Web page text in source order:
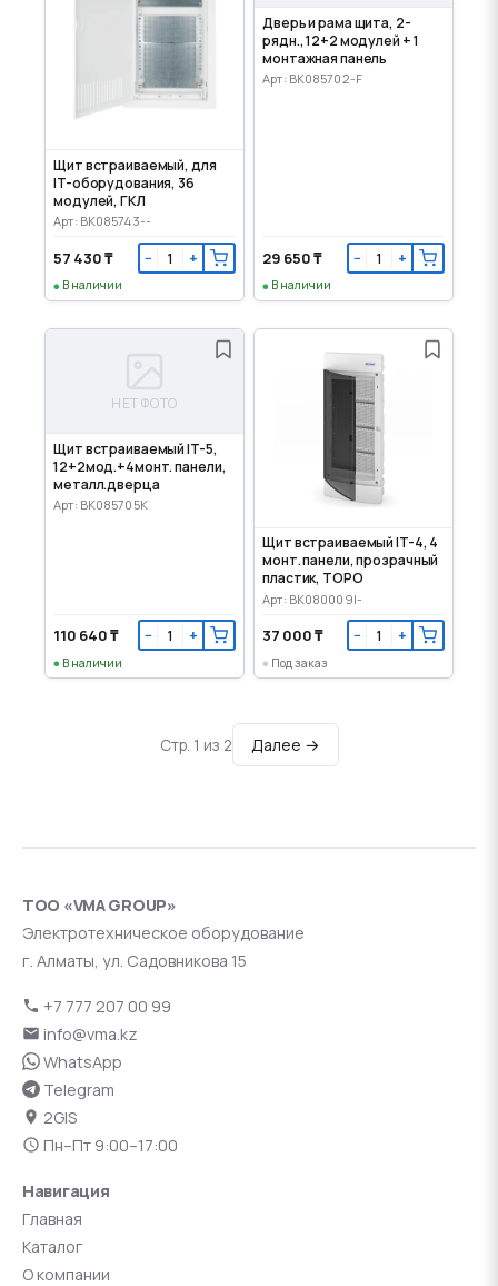
Щит встраиваемый, для
IT-оборудования, 36
модулей, ГКЛ
Арт: BK085743--
57 430 ₸ − +
В наличии
Дверь и рама щита, 2-
рядн., 12+2 модулей + 1
монтажная панель
Арт: BK085702-F
29 650 ₸ − +
В наличии
НЕТ ФОТО
Щит встраиваемый IT-5,
12+2мод.+4монт. панели,
металл.дверца
Арт: BK085705K
110 640 ₸ − +
В наличии
Щит встраиваемый IT-4, 4
монт. панели, прозрачный
пластик, TOPO
Арт: BK080009I-
37 000 ₸ − +
Под заказ
Стр. 1 из 2 Далее →
ТОО «VMA GROUP»
Электротехническое оборудование
г. Алматы, ул. Садовникова 15
+7 777 207 00 99
info@vma.kz
WhatsApp
Telegram
2GIS
Пн–Пт 9:00–17:00
Навигация
Главная
Каталог
О компании